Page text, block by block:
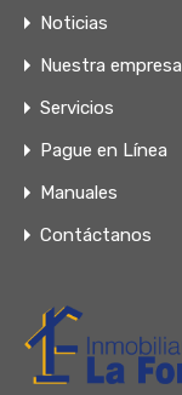
Noticias
Nuestra empresa
Servicios
Pague en Línea
Manuales
Contáctanos